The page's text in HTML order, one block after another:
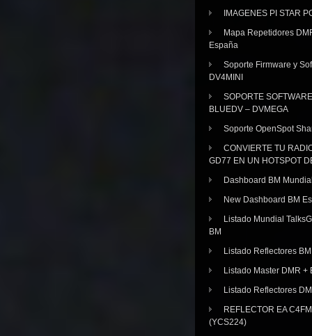
IMAGENES PI STAR
Mapa Repetidores
España
Soporte Firmware y
DV4MINI
SOPORTE SOFTWARE
BLUEDV – DVMEGA
Soporte OpenSpot
CONVIERTE TU
GD77 EN UN HOTSPOT
Dashboard BM
New Dashboard BM
Listado Mundial
BM
Listado Reflectores BM
Listado Master DMR +
Listado Reflectores
REFLECTOR EA
(YCS224)